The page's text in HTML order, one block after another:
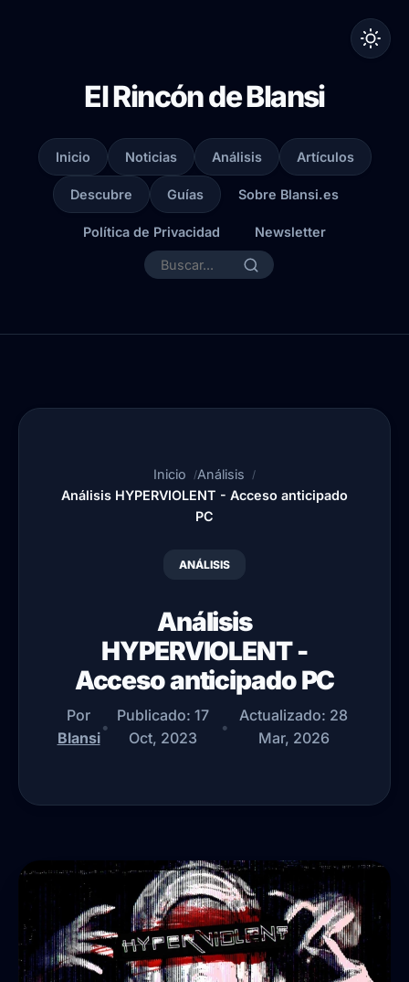
El Rincón de Blansi
Inicio Noticias Análisis Artículos
Descubre Guías Sobre Blansi.es
Política de Privacidad Newsletter
Inicio
Análisis
Análisis HYPERVIOLENT - Acceso anticipado
PC
ANÁLISIS
Análisis
HYPERVIOLENT -
Acceso anticipado PC
Por
Blansi
•
Publicado:17
Oct, 2023
•
Actualizado: 28
Mar, 2026